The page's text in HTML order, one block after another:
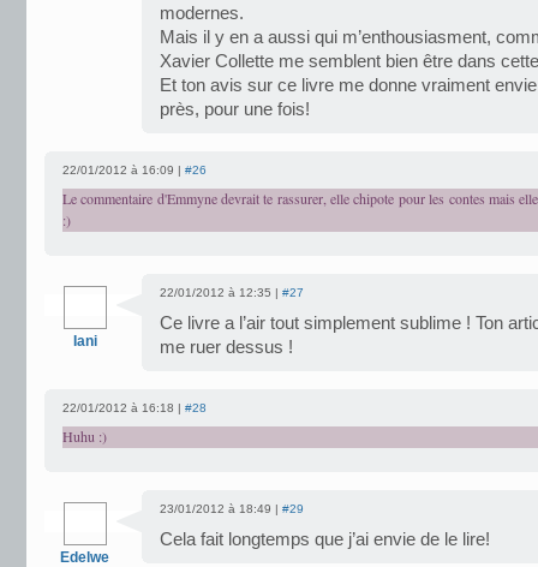
modernes.
Mais il y en a aussi qui m’enthousiasment,
Xavier Collette me semblent bien être dans
Et ton avis sur ce livre me donne vraiment
près, pour une fois!
22/01/2012 à 16:09 | #26
Le commentaire d'Emmyne devrait te rassurer, elle chipote pour les contes mais
:)
Iani
22/01/2012 à 12:35 | #27
Ce livre a l’air tout simplement sublime ! Ton
me ruer dessus !
22/01/2012 à 16:18 | #28
Huhu :)
Edelwe
23/01/2012 à 18:49 | #29
Cela fait longtemps que j’ai envie de le lire!